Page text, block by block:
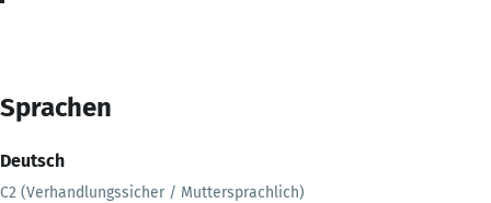
Sprachen
Deutsch
C2 (Verhandlungssicher / Muttersprachlich)